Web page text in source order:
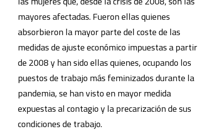
mayores afectadas. Fueron ellas quienes
absorbieron la mayor parte del coste de las
medidas de ajuste económico impuestas a partir
de 2008 y han sido ellas quienes, ocupando los
puestos de trabajo más feminizados durante la
pandemia, se han visto en mayor medida
expuestas al contagio y la precarización de sus
condiciones de trabajo.